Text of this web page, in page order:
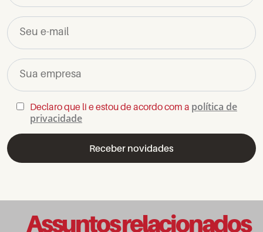
Seu e-mail
Sua empresa
Declaro que li e estou de acordo com a política de
privacidade
Assuntos relacionados